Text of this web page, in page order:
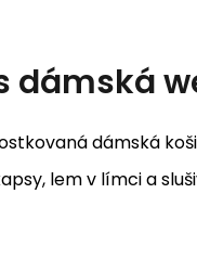
dámská
dámská
lem v límci a